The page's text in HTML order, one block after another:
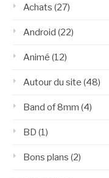
Achats (27)
Android (22)
Animé (12)
Autour du site (48)
Band of 8mm (4)
BD (1)
Bons plans (2)